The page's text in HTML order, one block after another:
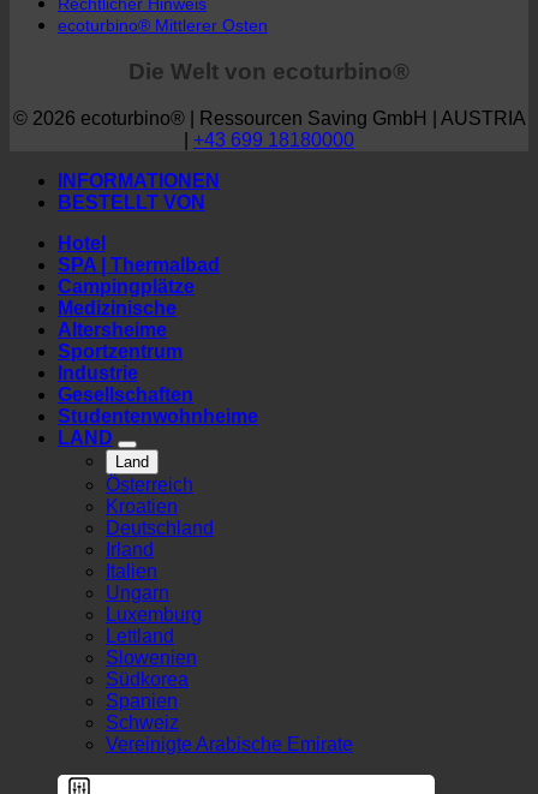
INFORMATIONEN
BESTELLT VON
Campingplätze
Sportzentrum
Industrie
Studentenwohnheime
LAND
Land
Österreich
Kroatien
Deutschland
Irland
Italien
Ungarn
Luxemburg
Lettland
Slowenien
Südkorea
Spanien
Schweiz
Vereinigte Arabische Emirate
Allgemeine Filter
Exakte Übereinstimmung
Filter nach benutzerdefiniertem